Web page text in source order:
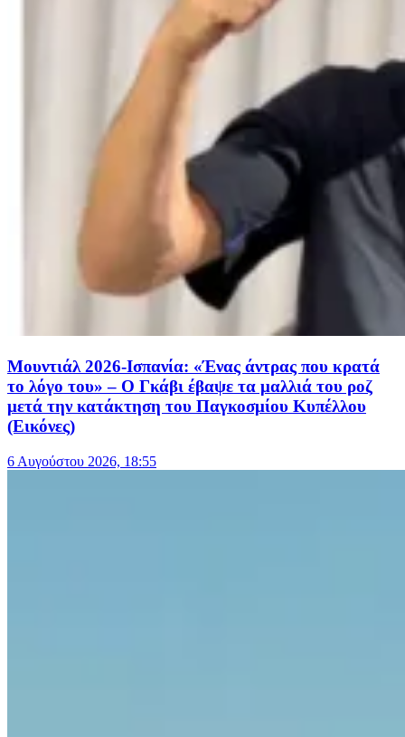
Μουντιάλ 2026-Ισπανία: «Ένας άντρας που κρατά
το λόγο του» – Ο Γκάβι έβαψε τα μαλλιά του ροζ
μετά την κατάκτηση του Παγκοσμίου Κυπέλλου
(Εικόνες)
6 Αυγούστου 2026, 18:55